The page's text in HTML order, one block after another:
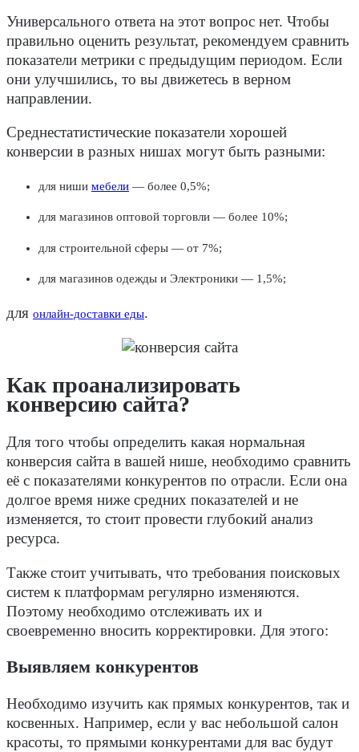
Универсального ответа на этот вопрос нет. Чтобы
правильно оценить результат, рекомендуем сравнить
показатели метрики с предыдущим периодом. Если
они улучшились, то вы движетесь в верном
направлении.
Среднестатистические показатели хорошей
конверсии в разных нишах могут быть разными:
для ниши мебели — более 0,5%;
для магазинов оптовой торговли — более 10%;
для строительной сферы — от 7%;
для магазинов одежды и Электроники — 1,5%;
для онлайн-доставки еды.
Как проанализировать
конверсию сайта?
Для того чтобы определить какая нормальная
конверсия сайта в вашей нише, необходимо сравнить
её с показателями конкурентов по отрасли. Если она
долгое время ниже средних показателей и не
изменяется, то стоит провести глубокий анализ
ресурса.
Также стоит учитывать, что требования поисковых
систем к платформам регулярно изменяются.
Поэтому необходимо отслеживать их и
своевременно вносить корректировки. Для этого:
Выявляем конкурентов
Необходимо изучить как прямых конкурентов, так и
косвенных. Например, если у вас небольшой салон
красоты, то прямыми конкурентами для вас будут